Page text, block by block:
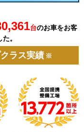
台のお車をお客
。
ラス実績 ※